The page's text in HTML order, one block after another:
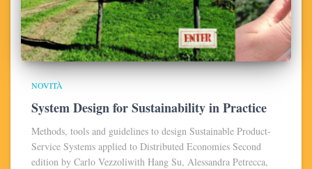
NOVITÀ
System Design for Sustainability in Practice
Methods, tools and guidelines to design Sustainable Product-
Service Systems applied to Distributed Economies Second
edition by Carlo Vezzoliwith Hang Su, Alessandra Petrecca,